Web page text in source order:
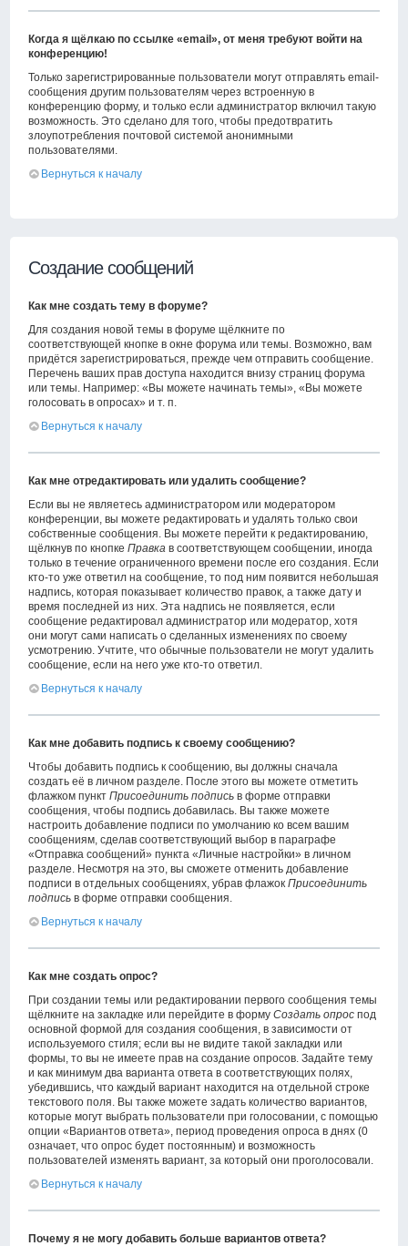
Когда я щёлкаю по ссылке «email», от меня требуют войти на
конференцию!
Только зарегистрированные пользователи могут отправлять email-
сообщения другим пользователям через встроенную в
конференцию форму, и только если администратор включил такую
возможность. Это сделано для того, чтобы предотвратить
злоупотребления почтовой системой анонимными
пользователями.
Вернуться к началу
Создание сообщений
Как мне создать тему в форуме?
Для создания новой темы в форуме щёлкните по
соответствующей кнопке в окне форума или темы. Возможно, вам
придётся зарегистрироваться, прежде чем отправить сообщение.
Перечень ваших прав доступа находится внизу страниц форума
или темы. Например: «Вы можете начинать темы», «Вы можете
голосовать в опросах» и т. п.
Вернуться к началу
Как мне отредактировать или удалить сообщение?
Если вы не являетесь администратором или модератором
конференции, вы можете редактировать и удалять только свои
собственные сообщения. Вы можете перейти к редактированию,
щёлкнув по кнопкеПравка в соответствующем сообщении, иногда
только в течение ограниченного времени после его создания. Если
кто-то уже ответил на сообщение, то под ним появится небольшая
надпись, которая показывает количество правок, а также дату и
время последней из них. Эта надпись не появляется, если
сообщение редактировал администратор или модератор, хотя
они могут сами написать о сделанных изменениях по своему
усмотрению. Учтите, что обычные пользователи не могут удалить
сообщение, если на него уже кто-то ответил.
Вернуться к началу
Как мне добавить подпись к своему сообщению?
Чтобы добавить подпись к сообщению, вы должны сначала
создать её в личном разделе. После этого вы можете отметить
флажком пунктПрисоединить подпись в форме отправки
сообщения, чтобы подпись добавилась. Вы также можете
настроить добавление подписи по умолчанию ко всем вашим
сообщениям, сделав соответствующий выбор в параграфе
«Отправка сообщений» пункта «Личные настройки» в личном
разделе. Несмотря на это, вы сможете отменить добавление
подписи в отдельных сообщениях, убрав флажокПрисоединить
подпись в форме отправки сообщения.
Вернуться к началу
Как мне создать опрос?
При создании темы или редактировании первого сообщения темы
щёлкните на закладке или перейдите в формуСоздать опрос под
основной формой для создания сообщения, в зависимости от
используемого стиля; если вы не видите такой закладки или
формы, то вы не имеете прав на создание опросов. Задайте тему
и как минимум два варианта ответа в соответствующих полях,
убедившись, что каждый вариант находится на отдельной строке
текстового поля. Вы также можете задать количество вариантов,
которые могут выбрать пользователи при голосовании, с помощью
опции «Вариантов ответа», период проведения опроса в днях (0
означает, что опрос будет постоянным) и возможность
пользователей изменять вариант, за который они проголосовали.
Вернуться к началу
Почему я не могу добавить больше вариантов ответа?